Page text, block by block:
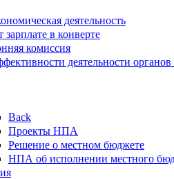
деятельность
в конверте
комиссия
деятельности
Back
Проекты НПА
Решение о местном бюджете
НПА об исполнении местного